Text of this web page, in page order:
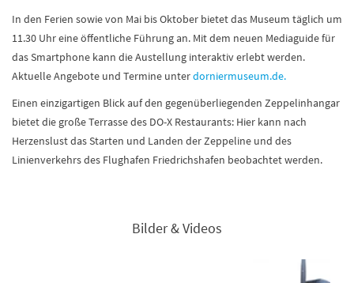
In den Ferien sowie von Mai bis Oktober bietet das Museum täglich um
11.30 Uhr eine öffentliche Führung an. Mit dem neuen Mediaguide für
das Smartphone kann die Austellung interaktiv erlebt werden.
Aktuelle Angebote und Termine unterdorniermuseum.de.
Einen einzigartigen Blick auf den gegenüberliegenden Zeppelinhangar
bietet die große Terrasse des DO-X Restaurants: Hier kann nach
Herzenslust das Starten und Landen der Zeppeline und des
Linienverkehrs des Flughafen Friedrichshafen beobachtet werden.
Bilder & Videos